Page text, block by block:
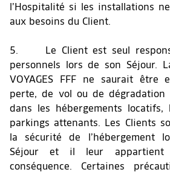
l’Hospitalité si les installations
aux besoins du Client.
5. Le Client est seul
personnels lors de son Séjour.
VOYAGES FFF ne saurait être
perte, de vol ou de dégradation
dans les hébergements locatifs,
parkings attenants. Les Clients
la sécurité de l’hébergement
Séjour et il leur appartient
conséquence. Certaines